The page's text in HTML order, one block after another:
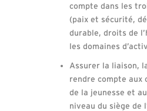
compte dans les
(paix et sécurité,
durable, droits de
les domaines
Assurer la liaison,
rendre compte aux
de la jeunesse et
niveau du siège de